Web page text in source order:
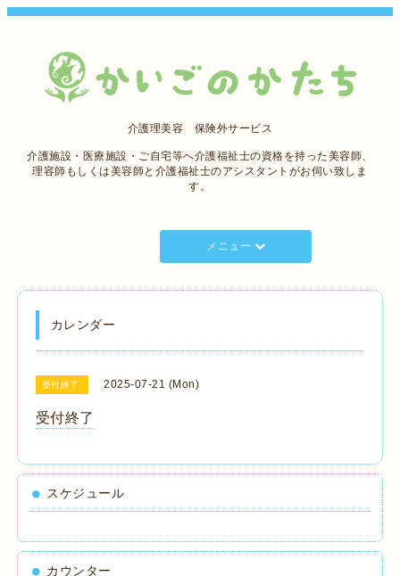
介護理美容 保険外サービス
介護施設・医療施設・ご自宅等へ介護福祉士の資格を持った美容師、
理容師もしくは美容師と介護福祉士のアシスタントがお伺い致しま
す。
メニュー
カレンダー
受付終了 2025-07-21 (Mon)
受付終了
スケジュール
カウンター